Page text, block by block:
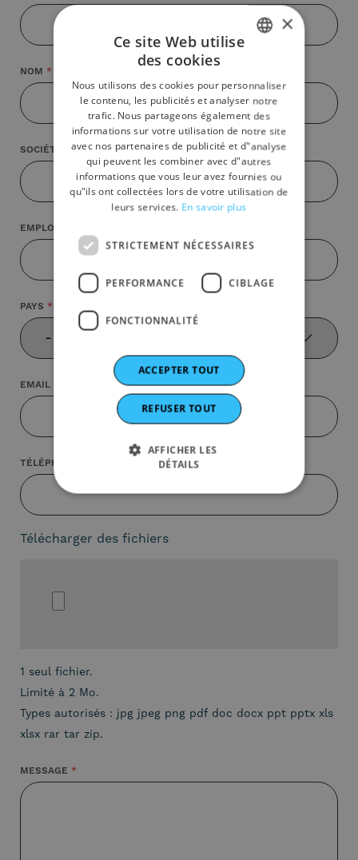
NOM
SOCIÉTÉ
EMPLOI
PAYS
EMAIL
TÉLÉPHONE
Télécharger des fichiers
1 seul fichier.
Limité à 2 Mo.
Types autorisés : jpg jpeg png pdf doc docx ppt pptx xls
xlsx rar tar zip.
MESSAGE
ENGLISH
SPANISH
GERMAN
FRENCH
×
Ce site Web utilise
des cookies
Nous utilisons des cookies pour personnaliser
le contenu, les publicités et analyser notre
trafic. Nous partageons également des
informations sur votre utilisation de notre site
avec nos partenaires de publicité et d"analyse
qui peuvent les combiner avec d"autres
informations que vous leur avez fournies ou
qu"ils ont collectées lors de votre utilisation de
leurs services. En savoir plus
STRICTEMENT NÉCESSAIRES
PERFORMANCE CIBLAGE
FONCTIONNALITÉ
ACCEPTER TOUT
REFUSER TOUT
AFFICHER LES
DÉTAILS